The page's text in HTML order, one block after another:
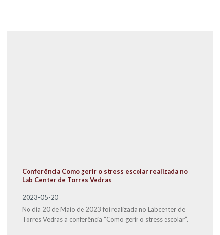
Conferência Como gerir o stress escolar realizada no
Lab Center de Torres Vedras
2023-05-20
No dia 20 de Maio de 2023 foi realizada no Labcenter de
Torres Vedras a conferência “Como gerir o stress escolar”.